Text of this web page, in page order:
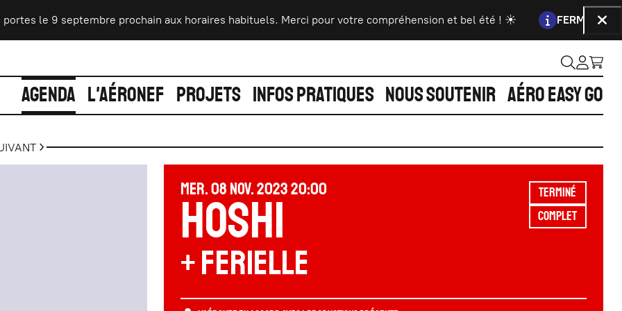
septembre prochain aux horaires habituels. Merci pour votre compréhension et bel été ! ☀️
Information :
FERMETURE DE LA
AGENDA L'AÉRONEF PROJETS INFOS PRATIQUES NOUS SOUTENIR AÉRO EASY GO
MERCREDI
MER. 08 NOVEMBRE
NOV. 2023 20:00
HOSHI
+ Ferielle
TERMINÉ
COMPLET